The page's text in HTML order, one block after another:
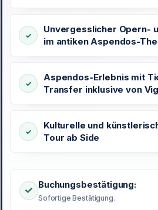
Unvergesslicher Opern-
im antiken Aspendos-
Aspendos-Erlebnis mit
Transfer inklusive von
Kulturelle und
Tour ab Side
Buchungsbestätigung:
Sofortige Bestätigung.